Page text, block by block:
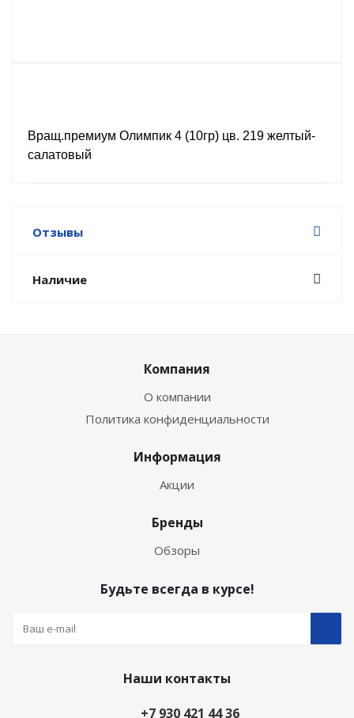
Вращ.премиум Олимпик 4 (10гр) цв. 219 желтый-
салатовый
Отзывы
Наличие
Компания
О компании
Политика конфиденциальности
Информация
Акции
Бренды
Обзоры
Будьте всегда в курсе!
Наши контакты
+7 930 421 44 36